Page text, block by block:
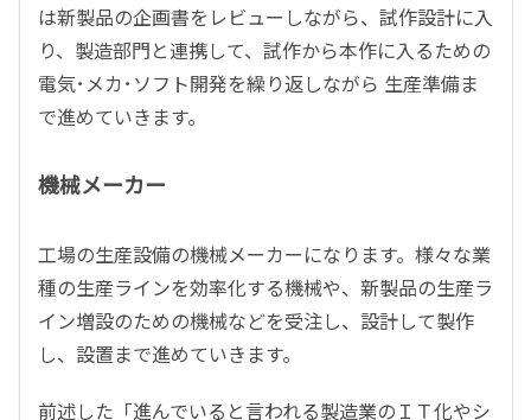
は新製品の企画書をレビューしながら、試作設計に入
り、製造部門と連携して、試作から本作に入るための
電気･メカ･ソフト開発を繰り返しながら 生産準備ま
で進めていきます。
機械メーカー
工場の生産設備の機械メーカーになります。様々な業
種の生産ラインを効率化する機械や、新製品の生産ラ
イン増設のための機械などを受注し、設計して製作
し、設置まで進めていきます。
前述した「進んでいると言われる製造業のＩＴ化やシ